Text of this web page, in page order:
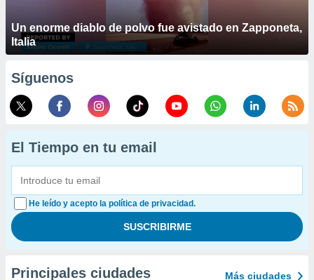
Un enorme diablo de polvo fue avistado en Zapponeta,
Italia
Síguenos
El Tiempo en tu email
He leído y acepto la política de privacidad.
Principales ciudades Más ciudades